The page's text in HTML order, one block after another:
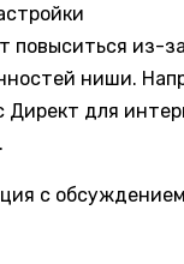
повыситься из-
ниши.
Директ для
с